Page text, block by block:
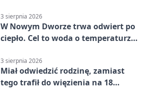
3 sierpnia 2026
W Nowym Dworze trwa odwiert po
ciepło. Cel to woda o temperaturze
3 sierpnia 2026
Miał odwiedzić rodzinę, zamiast
tego trafił do więzienia na 18